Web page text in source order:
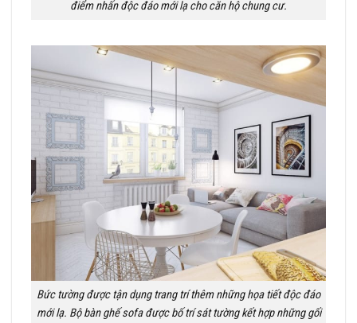
điểm nhấn độc đáo mới lạ cho căn hộ chung cư.
Bức tường được tận dụng trang trí thêm những họa tiết độc đáo
mới lạ. Bộ bàn ghế sofa được bố trí sát tường kết hợp những gối